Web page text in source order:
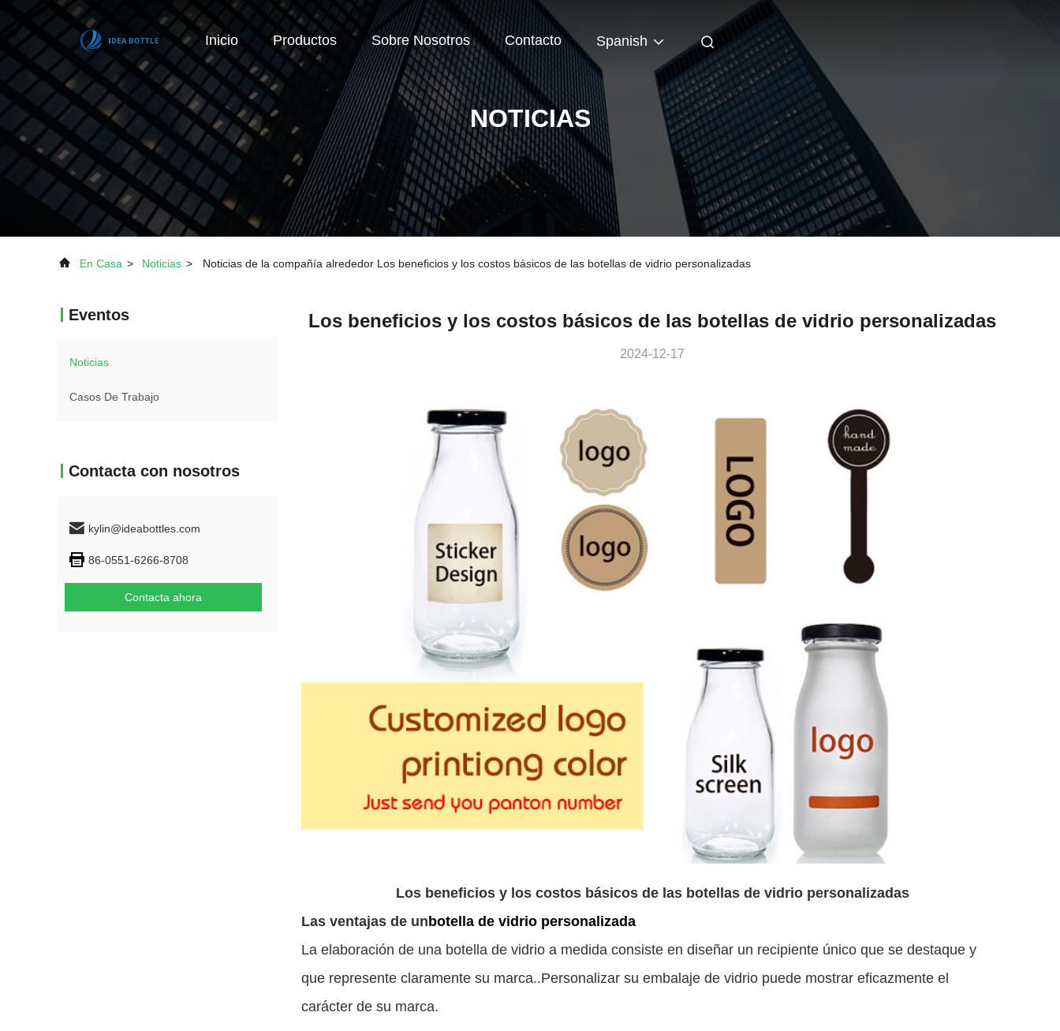
Inicio Productos Sobre Nosotros Contacto Spanish
NOTICIAS
En Casa > Noticias > Noticias de la compañía alrededor Los beneficios y los costos básicos de las botellas de vidrio personalizadas
Eventos
Noticias
Casos De Trabajo
Contacta con nosotros
kylin@ideabottles.com
86-0551-6266-8708
Contacta ahora
Los beneficios y los costos básicos de las botellas de vidrio personalizadas
2024-12-17
Los beneficios y los costos básicos de las botellas de vidrio personalizadas
Las ventajas de un botella de vidrio personalizada
La elaboración de una botella de vidrio a medida consiste en diseñar un recipiente único que se destaque y
que represente claramente su marca..Personalizar su embalaje de vidrio puede mostrar eficazmente el
carácter de su marca.